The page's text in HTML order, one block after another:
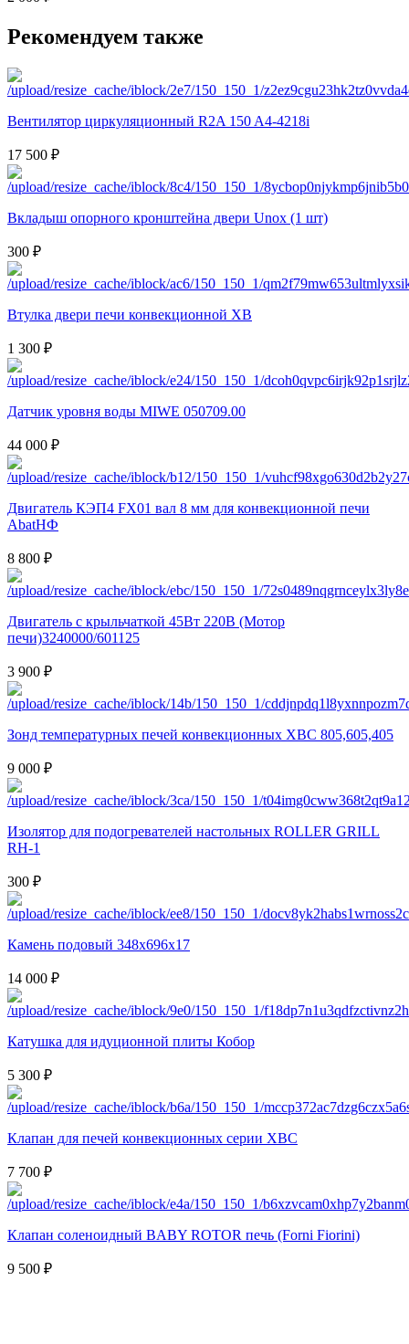
Рекомендуем также
Вентилятор циркуляционный R2A 150 A4-4218i
17 500 ₽
Вкладыш опорного кронштейна двери Unox (1 шт)
300 ₽
Втулка двери печи конвекционной XB
1 300 ₽
Датчик уровня воды MIWE 050709.00
44 000 ₽
Двигатель КЭП4 FX01 вал 8 мм для конвекционной печи
AbatНФ
8 800 ₽
Двигатель с крыльчаткой 45Вт 220В (Мотор
печи)3240000/601125
3 900 ₽
Зонд температурных печей конвекционных XBC 805,605,405
9 000 ₽
Изолятор для подогревателей настольных ROLLER GRILL
RH-1
300 ₽
Камень подовый 348х696х17
14 000 ₽
Катушка для идуционной плиты Кобор
5 300 ₽
Клапан для печей конвекционных серии XBC
7 700 ₽
Клапан соленоидный BABY ROTOR печь (Forni Fiorini)
9 500 ₽